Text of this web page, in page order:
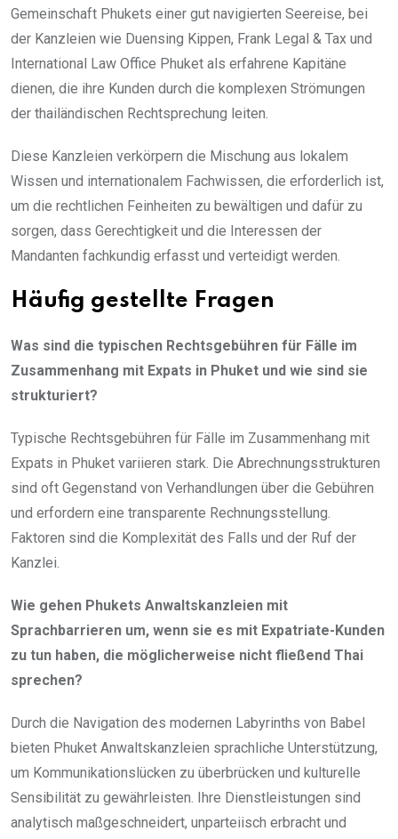
Gemeinschaft Phukets einer gut navigierten Seereise, bei
der Kanzleien wie Duensing Kippen, Frank Legal & Tax und
International Law Office Phuket als erfahrene Kapitäne
dienen, die ihre Kunden durch die komplexen Strömungen
der thailändischen Rechtsprechung leiten.
Diese Kanzleien verkörpern die Mischung aus lokalem
Wissen und internationalem Fachwissen, die erforderlich ist,
um die rechtlichen Feinheiten zu bewältigen und dafür zu
sorgen, dass Gerechtigkeit und die Interessen der
Mandanten fachkundig erfasst und verteidigt werden.
Häufig gestellte Fragen
Was sind die typischen Rechtsgebühren für Fälle im
Zusammenhang mit Expats in Phuket und wie sind sie
strukturiert?
Typische Rechtsgebühren für Fälle im Zusammenhang mit
Expats in Phuket variieren stark. Die Abrechnungsstrukturen
sind oft Gegenstand von Verhandlungen über die Gebühren
und erfordern eine transparente Rechnungsstellung.
Faktoren sind die Komplexität des Falls und der Ruf der
Kanzlei.
Wie gehen Phukets Anwaltskanzleien mit
Sprachbarrieren um, wenn sie es mit Expatriate-Kunden
zu tun haben, die möglicherweise nicht fließend Thai
sprechen?
Durch die Navigation des modernen Labyrinths von Babel
bieten Phuket Anwaltskanzleien sprachliche Unterstützung,
um Kommunikationslücken zu überbrücken und kulturelle
Sensibilität zu gewährleisten. Ihre Dienstleistungen sind
analytisch maßgeschneidert, unparteiisch erbracht und